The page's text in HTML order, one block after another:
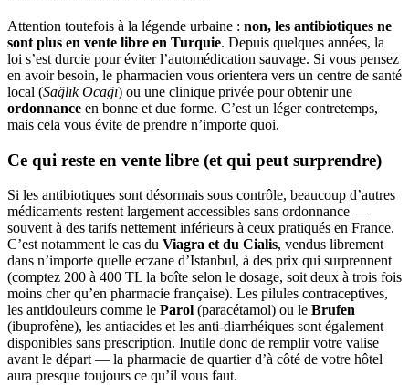
Attention toutefois à la légende urbaine : non, les antibiotiques ne
sont plus en vente libre en Turquie. Depuis quelques années, la
loi s’est durcie pour éviter l’automédication sauvage. Si vous pensez
en avoir besoin, le pharmacien vous orientera vers un centre de santé
local (Sağlık Ocağı) ou une clinique privée pour obtenir une
ordonnance en bonne et due forme. C’est un léger contretemps,
mais cela vous évite de prendre n’importe quoi.
Ce qui reste en vente libre (et qui peut surprendre)
Si les antibiotiques sont désormais sous contrôle, beaucoup d’autres
médicaments restent largement accessibles sans ordonnance —
souvent à des tarifs nettement inférieurs à ceux pratiqués en France.
C’est notamment le cas du Viagra et du Cialis, vendus librement
dans n’importe quelle eczane d’Istanbul, à des prix qui surprennent
(comptez 200 à 400 TL la boîte selon le dosage, soit deux à trois fois
moins cher qu’en pharmacie française). Les pilules contraceptives,
les antidouleurs comme le Parol (paracétamol) ou le Brufen
(ibuprofène), les antiacides et les anti-diarrhéiques sont également
disponibles sans prescription. Inutile donc de remplir votre valise
avant le départ — la pharmacie de quartier d’à côté de votre hôtel
aura presque toujours ce qu’il vous faut.